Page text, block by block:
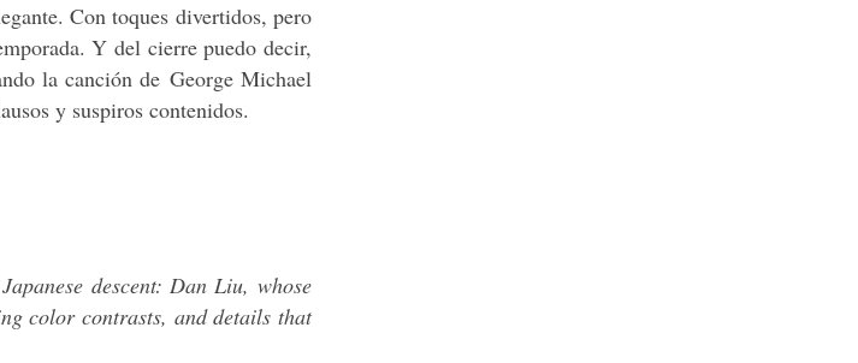
Con toques divertidos, pero
Y del cierre puedo decir,
la canción de George Michael
y suspiros contenidos.
descent: Dan Liu, whose
color contrasts, and details that